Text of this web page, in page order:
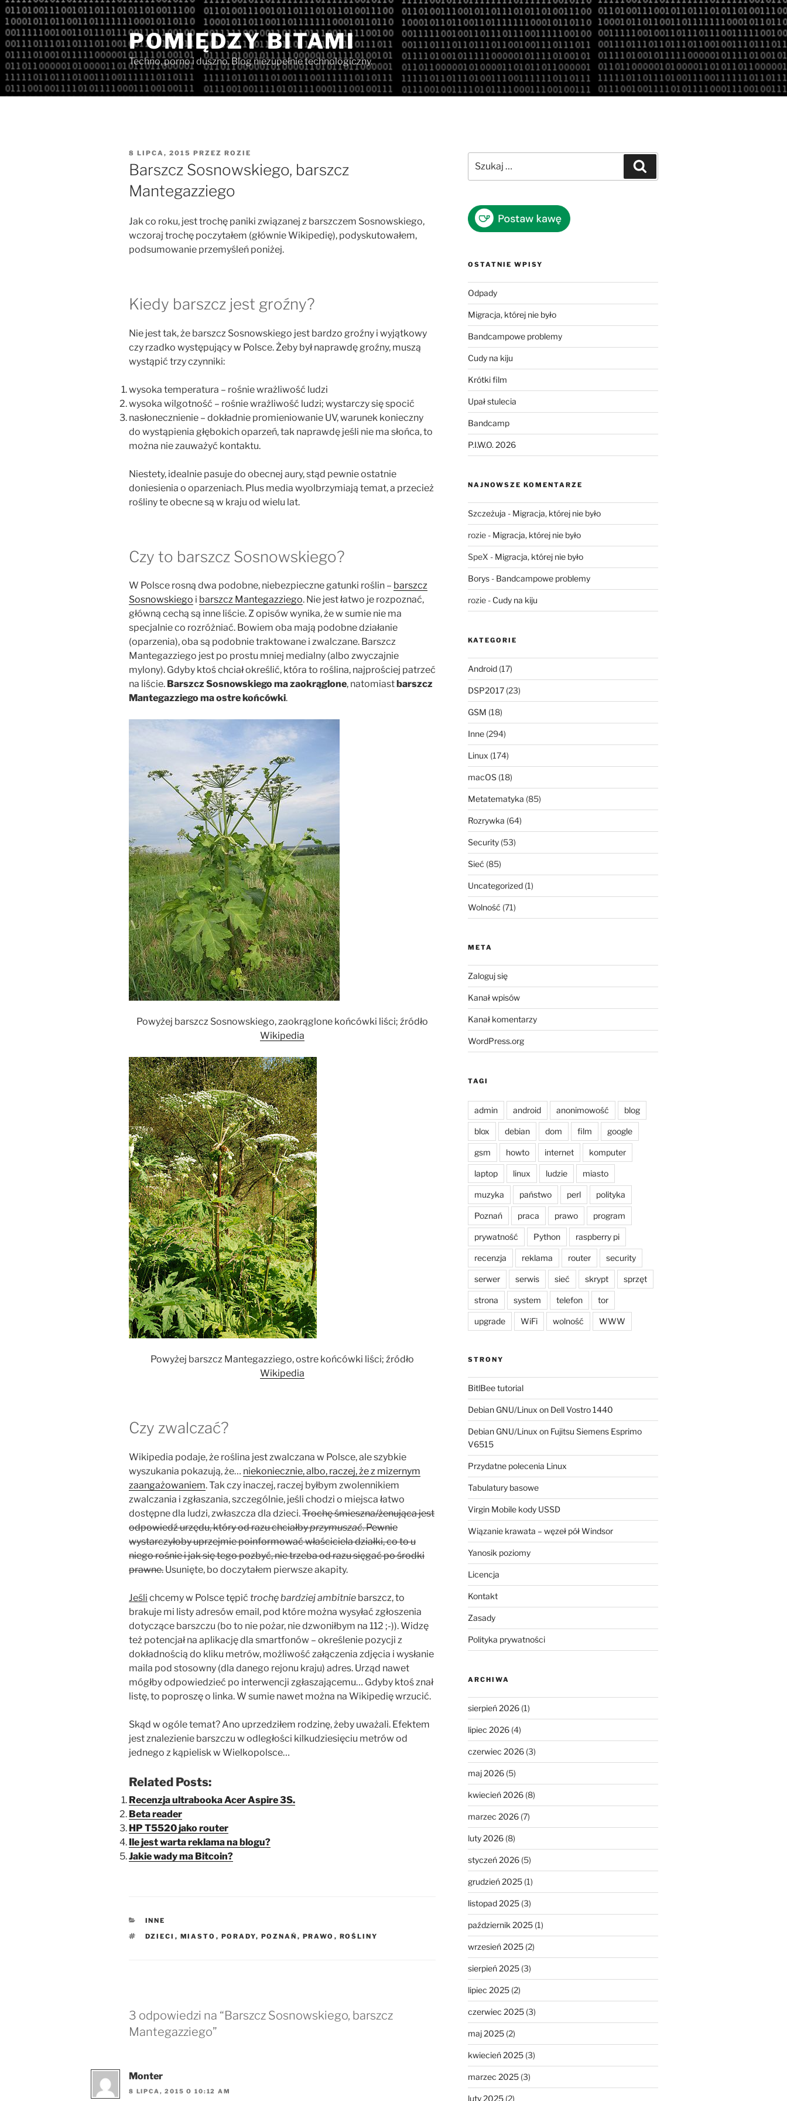
Przejdź
do
treści
POMIĘDZY BITAMI
Techno, porno i duszno. Blog niezupełnie technologiczny.
OPUBLIKOWANE
W
8 LIPCA, 2015 PRZEZ ROZIE
Barszcz Sosnowskiego, barszcz
Mantegazziego
Jak co roku, jest trochę paniki związanej z barszczem Sosnowskiego,
wczoraj trochę poczytałem (głównie Wikipedię), podyskutowałem,
podsumowanie przemyśleń poniżej.
Kiedy barszcz jest groźny?
Nie jest tak, że barszcz Sosnowskiego jest bardzo groźny i wyjątkowy
czy rzadko występujący w Polsce. Żeby był naprawdę groźny, muszą
wystąpić trzy czynniki:
wysoka temperatura – rośnie wrażliwość ludzi
wysoka wilgotność – rośnie wrażliwość ludzi; wystarczy się spocić
nasłonecznienie – dokładnie promieniowanie UV, warunek konieczny
do wystąpienia głębokich oparzeń, tak naprawdę jeśli nie ma słońca, to
można nie zauważyć kontaktu.
Niestety, idealnie pasuje do obecnej aury, stąd pewnie ostatnie
doniesienia o oparzeniach. Plus media wyolbrzymiają temat, a przecież
rośliny te obecne są w kraju od wielu lat.
Czy to barszcz Sosnowskiego?
W Polsce rosną dwa podobne, niebezpieczne gatunki roślin – barszcz
Sosnowskiego i barszcz Mantegazziego. Nie jest łatwo je rozpoznać,
główną cechą są inne liście. Z opisów wynika, że w sumie nie ma
specjalnie co rozróżniać. Bowiem oba mają podobne działanie
(oparzenia), oba są podobnie traktowane i zwalczane. Barszcz
Mantegazziego jest po prostu mniej medialny (albo zwyczajnie
mylony). Gdyby ktoś chciał określić, która to roślina, najprościej patrzeć
na liście. Barszcz Sosnowskiego ma zaokrąglone, natomiast barszcz
Mantegazziego ma ostre końcówki.
Powyżej barszcz Sosnowskiego, zaokrąglone końcówki liści; źródło
Wikipedia
Powyżej barszcz Mantegazziego, ostre końcówki liści; źródło
Wikipedia
Czy zwalczać?
Wikipedia podaje, że roślina jest zwalczana w Polsce, ale szybkie
wyszukania pokazują, że… niekoniecznie, albo, raczej, że z mizernym
zaangażowaniem. Tak czy inaczej, raczej byłbym zwolennikiem
zwalczania i zgłaszania, szczególnie, jeśli chodzi o miejsca łatwo
dostępne dla ludzi, zwłaszcza dla dzieci.Trochę śmieszna/żenująca jest
odpowiedź urzędu, który od razu chciałbyprzymuszać. Pewnie
wystarczyłoby uprzejmie poinformować właściciela działki, co to u
niego rośnie i jak się tego pozbyć, nie trzeba od razu sięgać po środki
prawne. Usunięte, bo doczytałem pierwsze akapity.
Jeśli chcemy w Polsce tępić trochę bardziej ambitnie barszcz, to
brakuje mi listy adresów email, pod które można wysyłać zgłoszenia
dotyczące barszczu (bo to nie pożar, nie dzwoniłbym na 112 ;-)). Widzę
też potencjał na aplikację dla smartfonów – określenie pozycji z
dokładnością do kliku metrów, możliwość załączenia zdjęcia i wysłanie
maila pod stosowny (dla danego rejonu kraju) adres. Urząd nawet
mógłby odpowiedzieć po interwencji zgłaszającemu… Gdyby ktoś znał
listę, to poproszę o linka. W sumie nawet można na Wikipedię wrzucić.
Skąd w ogóle temat? Ano uprzedziłem rodzinę, żeby uważali. Efektem
jest znalezienie barszczu w odległości kilkudziesięciu metrów od
jednego z kąpielisk w Wielkopolsce…
Related Posts:
Recenzja ultrabooka Acer Aspire 3S.
Beta reader
HP T5520 jako router
Ile jest warta reklama na blogu?
Jakie wady ma Bitcoin?
KATEGORIE
INNE
TAGI
DZIECI , MIASTO , PORADY, POZNAŃ , PRAWO , ROŚLINY
3 odpowiedzi na “Barszcz Sosnowskiego, barszcz
Mantegazziego”
Monter
8 LIPCA, 2015 O 10:12 AM
OSTATNIE WPISY
Odpady
Migracja, której nie było
Bandcampowe problemy
Cudy na kiju
Krótki film
Upał stulecia
Bandcamp
P.I.W.O. 2026
NAJNOWSZE KOMENTARZE
Szczeżuja - Migracja, której nie było
rozie- Migracja, której nie było
SpeX - Migracja, której nie było
Borys- Bandcampowe problemy
rozie- Cudy na kiju
KATEGORIE
Android(17)
DSP2017(23)
GSM (18)
Inne(294)
Linux (174)
macOS(18)
Metatematyka (85)
Rozrywka (64)
Security(53)
Sieć (85)
Uncategorized(1)
Wolność (71)
META
Zaloguj się
Kanał wpisów
Kanał komentarzy
WordPress.org
TAGI
admin android anonimowość blog
blox debian dom film google
gsm howto internet komputer
laptop linux ludzie miasto
muzyka państwo perl polityka
Poznań praca prawo program
prywatność Python raspberry pi
recenzja reklama router security
serwer serwis sieć skrypt sprzęt
strona system telefon tor
upgrade WiFi wolność WWW
STRONY
BitlBee tutorial
Debian GNU/Linux on Dell Vostro 1440
Debian GNU/Linux on Fujitsu Siemens Esprimo
V6515
Przydatne polecenia Linux
Tabulatury basowe
Virgin Mobile kody USSD
Wiązanie krawata – węzeł pół Windsor
Yanosik poziomy
Licencja
Kontakt
Zasady
Polityka prywatności
ARCHIWA
sierpień 2026(1)
lipiec 2026(4)
czerwiec 2026(3)
maj 2026(5)
kwiecień 2026(8)
marzec 2026(7)
luty 2026(8)
styczeń 2026(5)
grudzień 2025(1)
listopad 2025(3)
październik 2025(1)
wrzesień 2025(2)
sierpień 2025(3)
lipiec 2025(2)
czerwiec 2025(3)
maj 2025(2)
kwiecień 2025(3)
marzec 2025(3)
luty 2025(2)